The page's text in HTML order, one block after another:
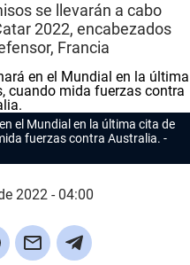
se llevarán a cabo
2022, encabezados
Francia
el Mundial en la última cita de
fuerzas contra Australia.
2022 - 04:00